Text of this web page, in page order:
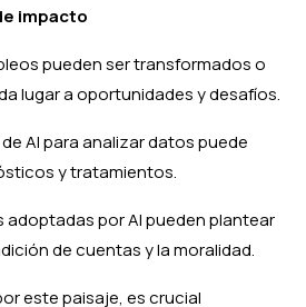
impacto
pueden ser transformados o
lugar a oportunidades y desafíos.
AI para analizar datos puede
y tratamientos.
adoptadas por AI pueden plantear
de cuentas y la moralidad.
este paisaje, es crucial